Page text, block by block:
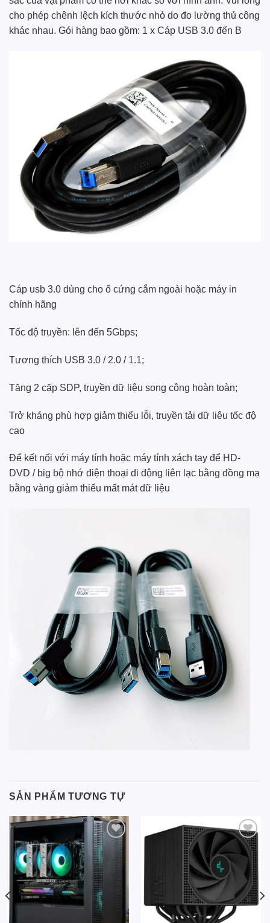
cho phép chênh lệch kích thước nhỏ do đo lường thủ công
khác nhau. Gói hàng bao gồm: 1 x Cáp USB 3.0 đến B
Cáp usb 3.0 dùng cho ổ cứng cắm ngoài hoặc máy in
chính hãng
Tốc độ truyền: lên đến 5Gbps;
Tương thích USB 3.0 / 2.0 / 1.1;
Tăng 2 cặp SDP, truyền dữ liệu song công hoàn toàn;
Trở kháng phù hợp giảm thiểu lỗi, truyền tải dữ liêu tốc độ
cao
Để kết nối với máy tính hoặc máy tính xách tay để HD-
DVD / big bộ nhớ điện thoại di động liên lạc bằng đồng mạ
bằng vàng giảm thiểu mất mát dữ liệu
SẢN PHẨM TƯƠNG TỰ
Add to
wishlist
Add to
wishlist